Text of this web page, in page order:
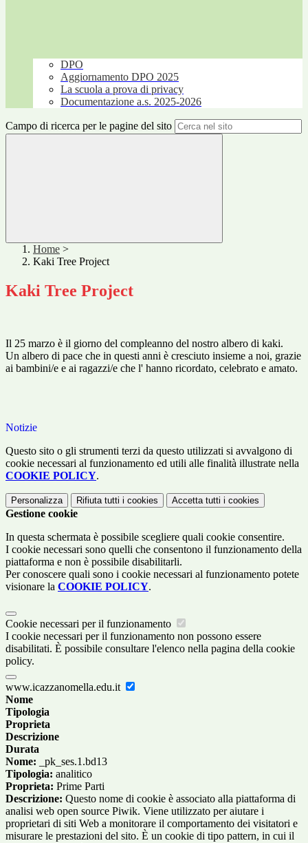
DPO
Aggiornamento DPO 2025
La scuola a prova di privacy
Documentazione a.s. 2025-2026
Campo di ricerca per le pagine del sito
Home >
Kaki Tree Project
Kaki Tree Project
Il 25 marzo è il giorno del compleanno del nostro albero di kaki.
Un albero di pace che in questi anni è cresciuto insieme a noi, grazie
ai bambini/e e ai ragazzi/e che l' hanno ricordato, celebrato e amato.
Notizie
Questo sito o gli strumenti terzi da questo utilizzati si avvalgono di
cookie necessari al funzionamento ed utili alle finalità illustrate nella
COOKIE POLICY.
Personalizza Rifiuta tutti i cookies Accetta tutti i cookies
Gestione cookie
In questa schermata è possibile scegliere quali cookie consentire.
I cookie necessari sono quelli che consentono il funzionamento della
piattaforma e non è possibile disabilitarli.
Per conoscere quali sono i cookie necessari al funzionamento potete
visionare la COOKIE POLICY.
Cookie necessari per il funzionamento
I cookie necessari per il funzionamento non possono essere
disabilitati. È possibile consultare l'elenco nella pagina della cookie
policy.
www.icazzanomella.edu.it
Nome
Tipologia
Proprieta
Descrizione
Durata
Nome: _pk_ses.1.bd13
Tipologia: analitico
Proprieta: Prime Parti
Descrizione: Questo nome di cookie è associato alla piattaforma di
analisi web open source Piwik. Viene utilizzato per aiutare i
proprietari di siti Web a monitorare il comportamento dei visitatori e
misurare le prestazioni del sito. È un cookie di tipo pattern, in cui il